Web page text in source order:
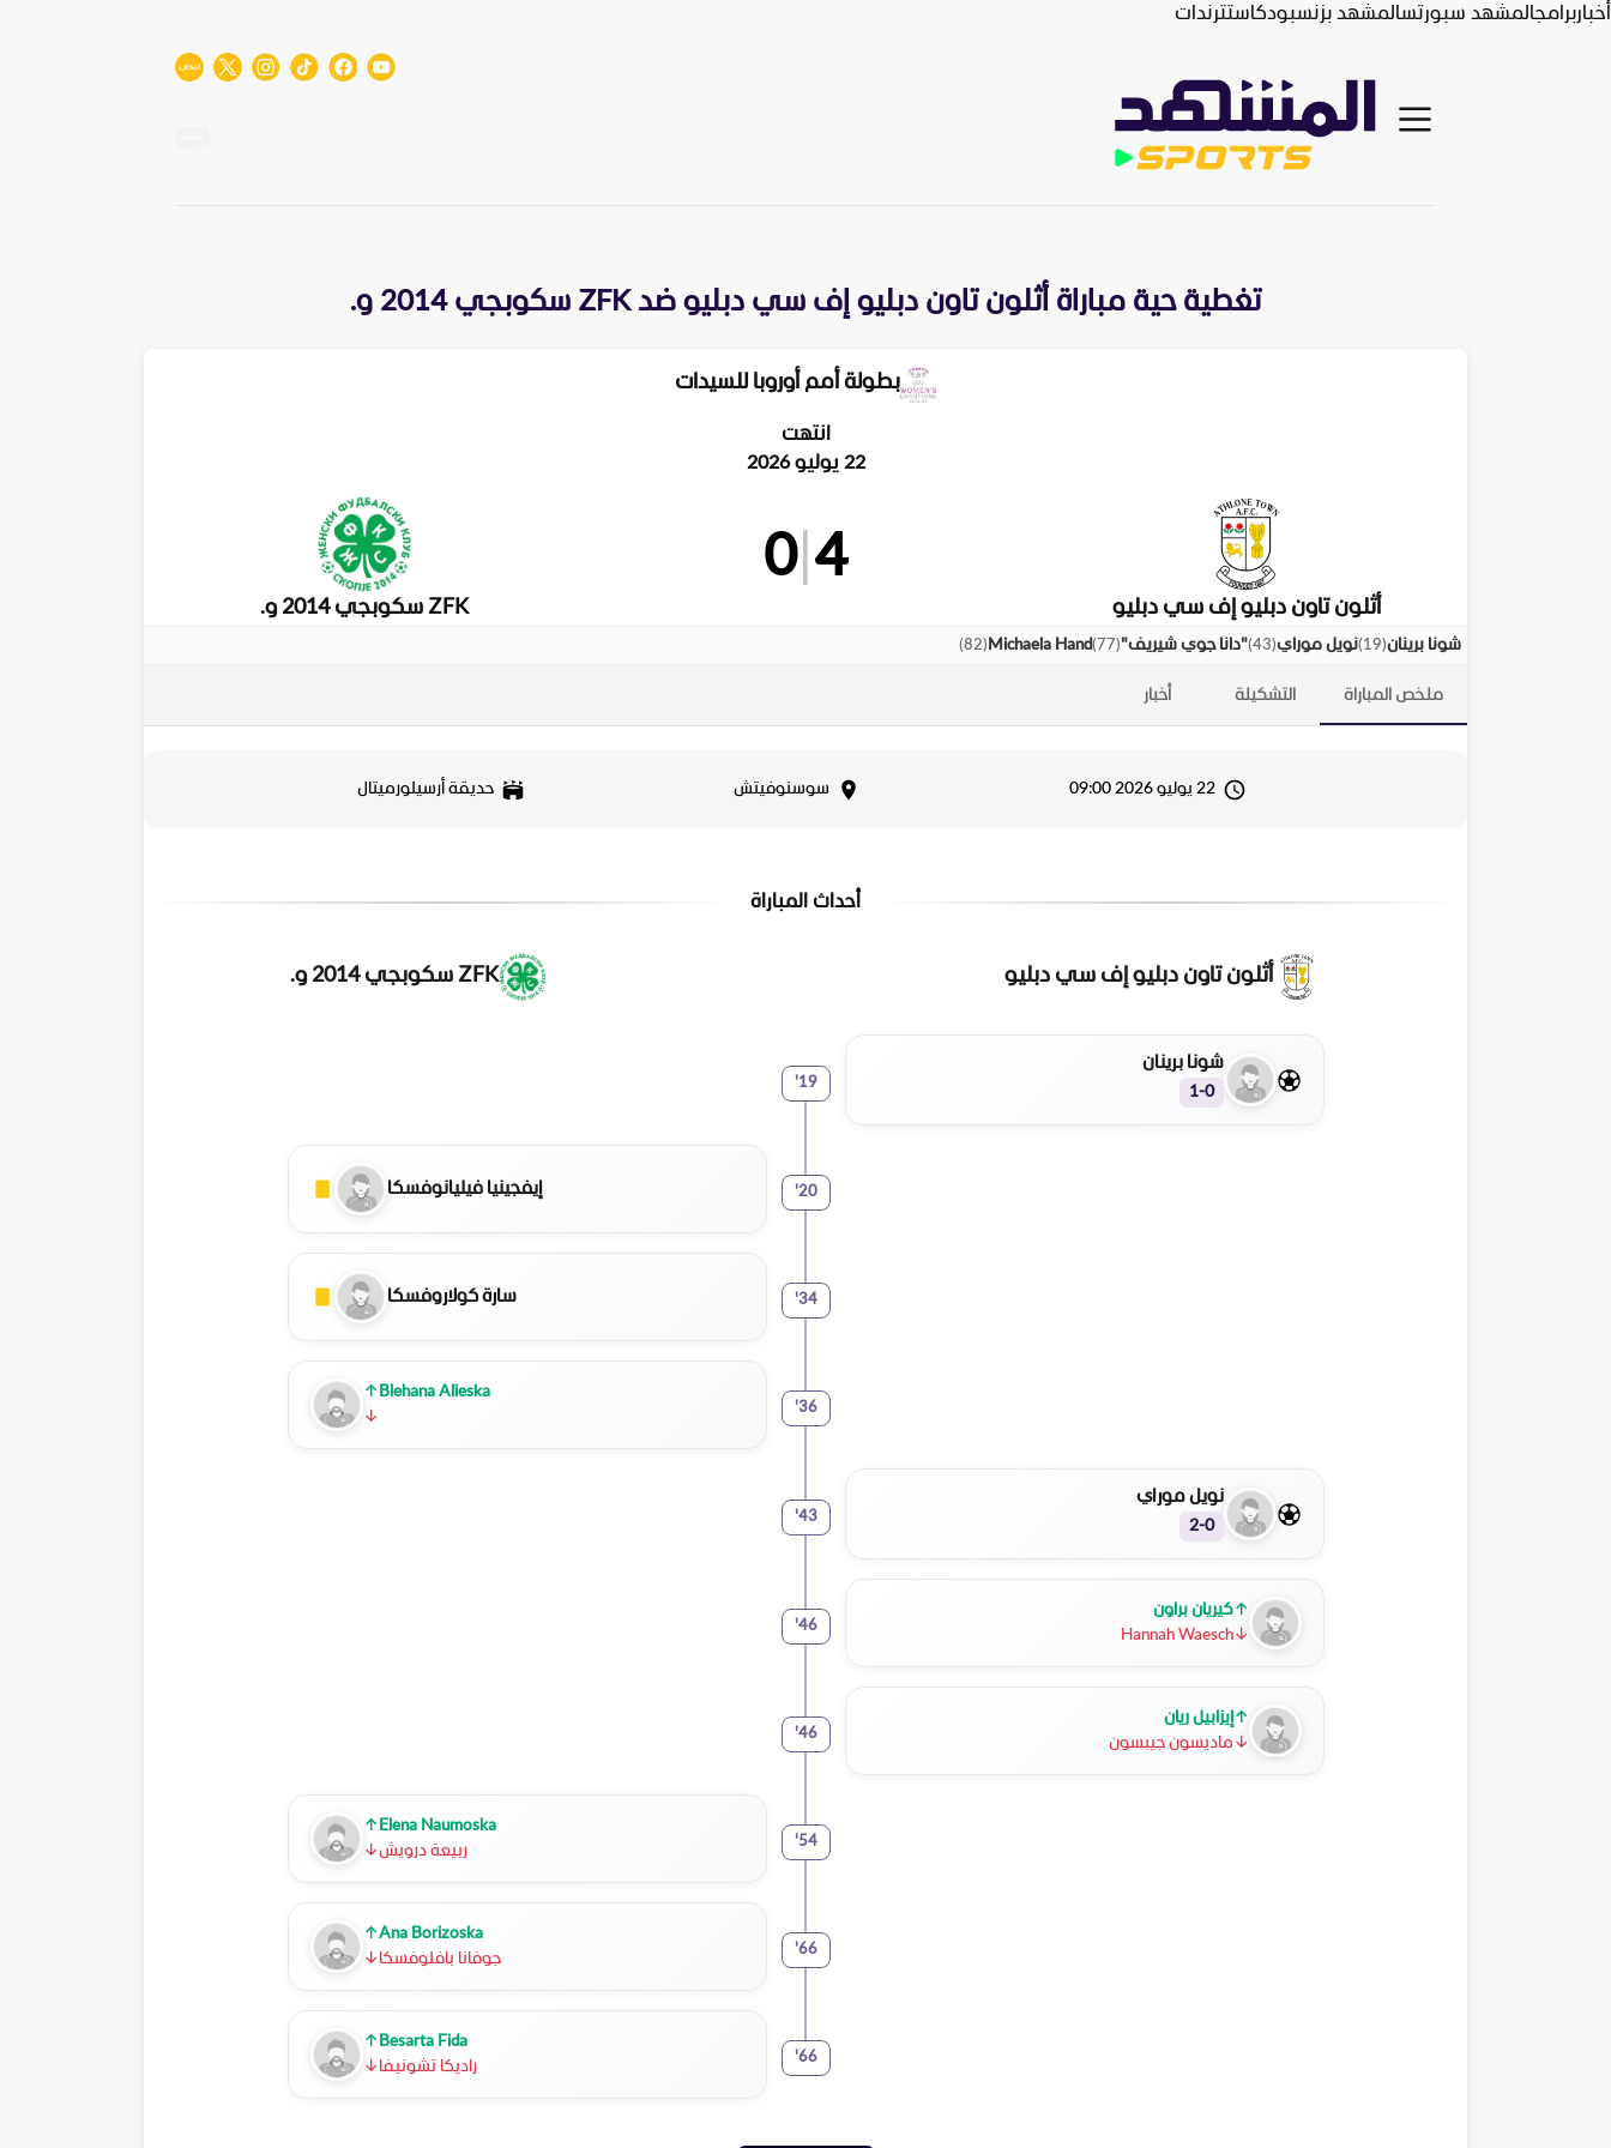
أخباربرامجالمشهد سبورتسالمشهد بزنسبودكاستترندات
تغطية حية مباراة أثلون تاون دبليو إف سي دبليو ضدZFK سكوبجي 2014 و.
بطولة أمم أوروبا للسيدات
انتهت
22 يوليو 2026
أثلون تاون دبليو إف سي دبليو
4
|
0
ZFK سكوبجي 2014 و.
شونا برينان(
19
)نويل موراي(
43
)"دانا جوي شيريف"(
77
)
Michaela Hand
(
82
)
ملخص المباراة التشكيلة أخبار
22 يوليو 2026 09:00 سوسنوفيتش حديقة أرسيلورميتال
أحداث المباراة
أثلون تاون دبليو إف سي دبليو ZFK سكوبجي 2014 و.
شونا برينان
1-0
19
'
20
' إيفجينيا فيليانوفسكا
34
' سارة كولاروفسكا
36
'
↑ Blehana Alieska
↓
نويل موراي
2-0
43
'
↑كيريان براون
↓
Hannah Waesch
46
'
↑ إيزابيل ريان
↓ ماديسون جيبسون
46
'
54
'
↑ Elena Naumoska
↓ربيعة درويش
66
'
↑Ana Borizoska
↓ جوفانا بافلوفسكا
66
'
↑ Besarta Fida
↓ راديكا تشونيفا